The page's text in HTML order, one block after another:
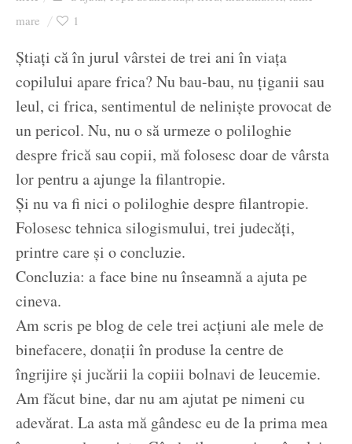
mare
1
Știați că în jurul vârstei de trei ani în viața
copilului apare frica? Nu bau-bau, nu țiganii sau
leul, ci frica, sentimentul de neliniște provocat de
un pericol. Nu, nu o să urmeze o poliloghie
despre frică sau copii, mă folosesc doar de vârsta
lor pentru a ajunge la filantropie.
Și nu va fi nici o poliloghie despre filantropie.
Folosesc tehnica silogismului, trei judecăți,
printre care și o concluzie.
Concluzia: a face bine nu înseamnă a ajuta pe
cineva.
Am scris pe blog de cele trei acțiuni ale mele de
binefacere, donații în produse la centre de
îngrijire și jucării la copiii bolnavi de leucemie.
Am făcut bine, dar nu am ajutat pe nimeni cu
adevărat. La asta mă gândesc eu de la prima mea